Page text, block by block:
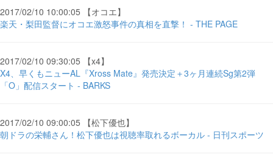
2017/02/10 10:00:05 【オコエ】
楽天・梨田監督にオコエ激怒事件の真相を直撃！ - THE PAGE
2017/02/10 09:30:05 【x4】
X4、早くもニューAL『Xross Mate』発売決定＋3ヶ月連続Sg第2弾
「O」配信スタート - BARKS
2017/02/10 09:00:05 【松下優也】
朝ドラの栄輔さん！松下優也は視聴率取れるボーカル - 日刊スポーツ